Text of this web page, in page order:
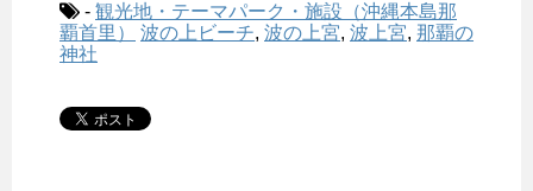
- 観光地・テーマパーク・施設（沖縄本島那
覇首里）
波の上ビーチ, 波の上宮, 波上宮, 那覇の
神社